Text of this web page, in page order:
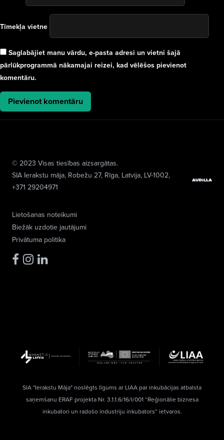
Tīmekļa vietne
Saglabājiet manu vārdu, e-pasta adresi un vietni šajā
pārlūkprogrammā nākamajai reizei, kad vēlēšos pievienot
komentāru.
Lietošanas noteikumi
Biežāk uzdotie jautājumi
Privātuma politika
© 2023 Visas tiesības aizsargātas.
SIA Ierakstu māja, Robežu 27, Rīga, Latvija, LV-1002,
+371 29204971
SIA "Ierakstu Māja" noslēgts līgums ar LIAA par inkubācijas atbalsta
saņemšanu ERAF projekta Nr. 3.1.1.6/16/I/001 “Reģionālie biznesa
inkubatori un radošo industriju inkubators” ietvaros.